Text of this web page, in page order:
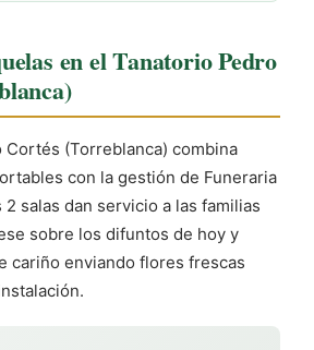
en el Tanatorio Pedro
Cortés (Torreblanca) combina
con la gestión de Funeraria
salas dan servicio a las familias
sobre los difuntos de hoy y
cariño enviando flores frescas